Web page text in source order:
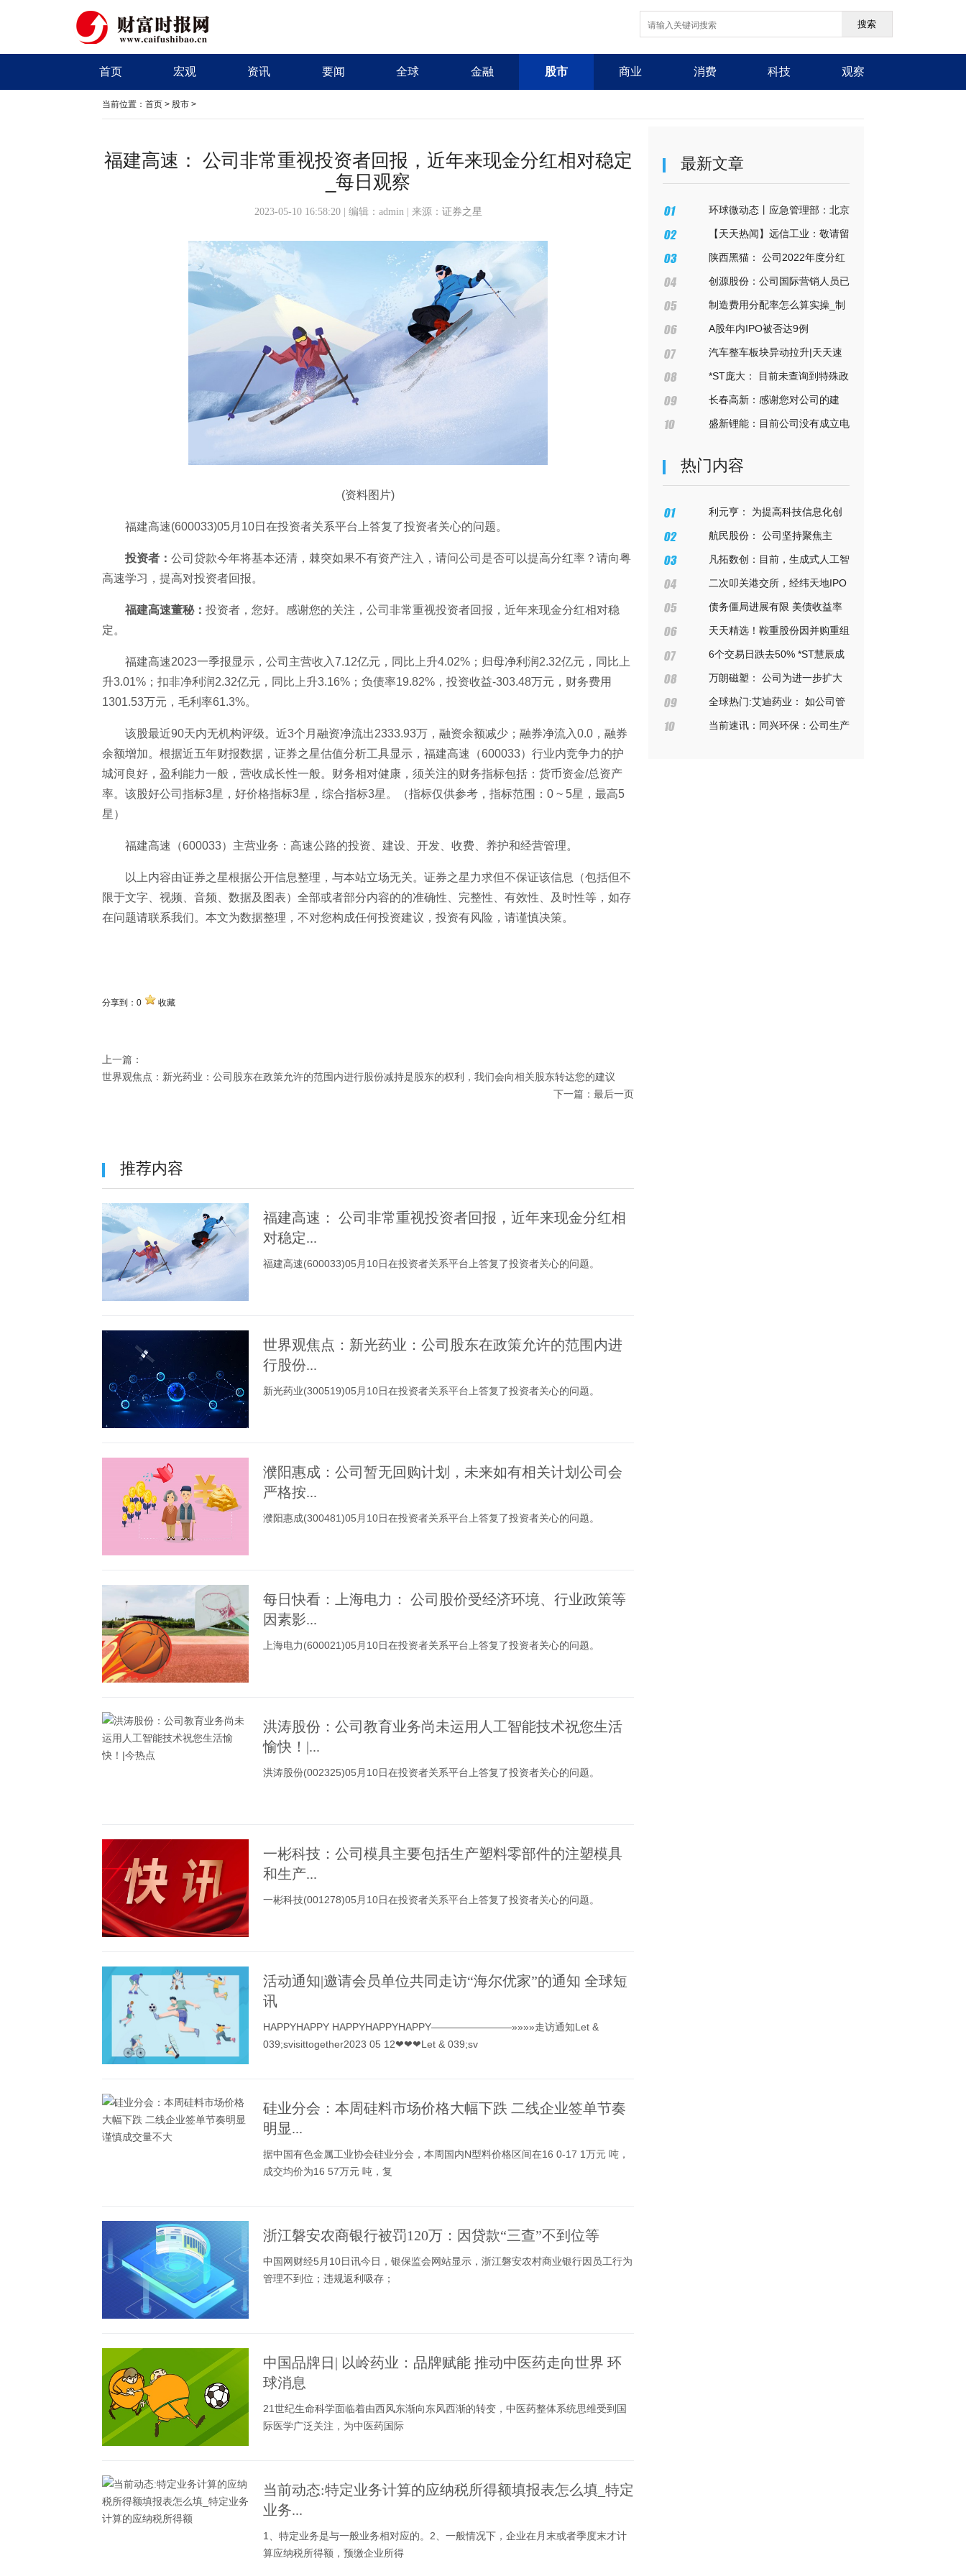
搜索
首页 宏观 资讯 要闻 全球 金融 股市 商业 消费 科技 观察
当前位置： 首页 > 股市 >
福建高速： 公司非常重视投资者回报，近年来现金分红相对稳定
_每日观察
2023-05-10 16:58:20 | 编辑：admin | 来源： 证券之星
(资料图片)
福建高速(600033)05月10日在投资者关系平台上答复了投资者关心的问题。
投资者： 公司贷款今年将基本还清，棘突如果不有资产注入，请问公司是否可以提高分红率？请向粤
高速学习，提高对投资者回报。
福建高速董秘： 投资者，您好。感谢您的关注，公司非常重视投资者回报，近年来现金分红相对稳
定。
福建高速2023一季报显示，公司主营收入7.12亿元，同比上升4.02%；归母净利润2.32亿元，同比上
升3.01%；扣非净利润2.32亿元，同比上升3.16%；负债率19.82%，投资收益-303.48万元，财务费用
1301.53万元，毛利率61.3%。
该股最近90天内无机构评级。近3个月融资净流出2333.93万，融资余额减少；融券净流入0.0，融券
余额增加。根据近五年财报数据，证券之星估值分析工具显示，福建高速（600033）行业内竞争力的护
城河良好，盈利能力一般，营收成长性一般。财务相对健康，须关注的财务指标包括：货币资金/总资产
率。该股好公司指标3星，好价格指标3星，综合指标3星。（指标仅供参考，指标范围：0 ~ 5星，最高5
星）
福建高速（600033）主营业务：高速公路的投资、建设、开发、收费、养护和经营管理。
以上内容由证券之星根据公开信息整理，与本站立场无关。证券之星力求但不保证该信息（包括但不
限于文字、视频、音频、数据及图表）全部或者部分内容的的准确性、完整性、有效性、及时性等，如存
在问题请联系我们。本文为数据整理，不对您构成任何投资建议，投资有风险，请谨慎决策。
分享到： 0 收藏
上一篇：
世界观焦点：新光药业：公司股东在政策允许的范围内进行股份减持是股东的权利，我们会向相关股东转达您的建议
最后一页
下一篇：
推荐内容
福建高速： 公司非常重视投资者回报，近年来现金分红相
对稳定...
福建高速(600033)05月10日在投资者关系平台上答复了投资者关心的问题。
世界观焦点：新光药业：公司股东在政策允许的范围内进
行股份...
新光药业(300519)05月10日在投资者关系平台上答复了投资者关心的问题。
濮阳惠成：公司暂无回购计划，未来如有相关计划公司会
严格按...
濮阳惠成(300481)05月10日在投资者关系平台上答复了投资者关心的问题。
每日快看：上海电力： 公司股价受经济环境、行业政策等
因素影...
上海电力(600021)05月10日在投资者关系平台上答复了投资者关心的问题。
洪涛股份：公司教育业务尚未运用人工智能技术祝您生活
愉快！|...
洪涛股份(002325)05月10日在投资者关系平台上答复了投资者关心的问题。
一彬科技：公司模具主要包括生产塑料零部件的注塑模具
和生产...
一彬科技(001278)05月10日在投资者关系平台上答复了投资者关心的问题。
活动通知|邀请会员单位共同走访“海尔优家”的通知 全球短
讯
HAPPYHAPPY HAPPYHAPPYHAPPY————————»»»»走访通知Let &
039;svisittogether2023 05 12❤❤❤Let & 039;sv
硅业分会：本周硅料市场价格大幅下跌 二线企业签单节奏
明显...
据中国有色金属工业协会硅业分会，本周国内N型料价格区间在16 0-17 1万元 吨，
成交均价为16 57万元 吨，复
浙江磐安农商银行被罚120万：因贷款“三查”不到位等
中国网财经5月10日讯今日，银保监会网站显示，浙江磐安农村商业银行因员工行为
管理不到位；违规返利吸存；
中国品牌日| 以岭药业：品牌赋能 推动中医药走向世界 环
球消息
21世纪生命科学面临着由西风东渐向东风西渐的转变，中医药整体系统思维受到国
际医学广泛关注，为中医药国际
当前动态:特定业务计算的应纳税所得额填报表怎么填_特定
业务...
1、特定业务是与一般业务相对应的。2、一般情况下，企业在月末或者季度末才计
算应纳税所得额，预缴企业所得
最新文章
环球微动态丨应急管理部：北京
丰台长峰医院“4·18”事故严重冲击
人民群众安全感和幸福感
【天天热闻】远信工业：敬请留
意公司后续披露的定期报告
陕西黑猫： 公司2022年度分红
方案为每股0.1元，目前尚未实施分
派，具体实施时间请关注公司后续
公告
创源股份：公司国际营销人员已
多次出访国外客户，加强客户联
系，主动推荐产品，并积极参加展
会开拓客户
制造费用分配率怎么算实操_制
造费用分配率怎么算
A股年内IPO被否达9例
汽车整车板块异动拉升|天天速
看料*ST庞大： 目前未查询到特殊政
策。 头条焦点
长春高新：感谢您对公司的建
议，如有相关事宜公司会按照法律
盛新锂能：目前公司没有成立电
热门内容
利元亨： 为提高科技信息化创
新能力，公司与华为建立了合作关
系， 全球资讯
航民股份： 公司坚持聚焦主
业，全面推进转型升级和产业协同
发展
凡拓数创：目前，生成式人工智
能技术（AIGC）进入快速发展阶
段，是AI发展的里程碑
二次叩关港交所，经纬天地IPO
故事成长预期尚欠缺？
债务僵局进展有限 美债收益率
上行态势不改
天天精选！鞍重股份因并购重组
遭深交所11问：三大股东为何减持
股份 高溢价收购是否存在应披露未
披露的抽屉协议
6个交易日跌去50% *ST慧辰成
科创板市值最低公司
万朗磁塑： 公司为进一步扩大
发展，形成基建、固定资产投资增
加；为发展新业务增加股权投资
全球热门:艾迪药业： 如公司管
理层未来有相关增持计划安排，公
当前速讯：同兴环保：公司生产